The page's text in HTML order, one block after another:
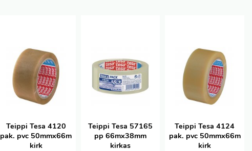
Teippi Tesa 4120
pak. pvc 50mmx66m
kirk
Teippi Tesa 57165
pp 66mx38mm
kirkas
Teippi Tesa 4124
pak. pvc 50mmx66m
kirk